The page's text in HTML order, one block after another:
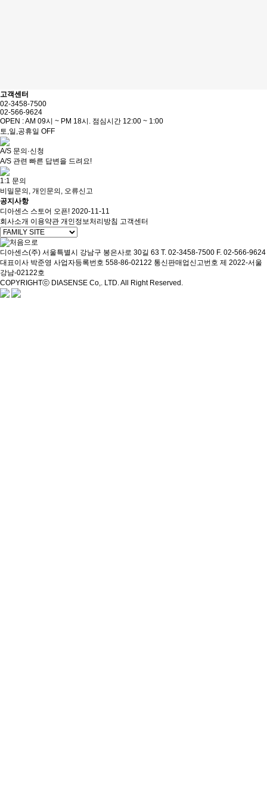
고객센터
02-3458-7500
02-566-9624
OPEN : AM 09시 ~ PM 18시. 점심시간 12:00 ~ 1:00
토,일,공휴일 OFF
A/S 문의·신청
A/S 관련 빠른 답변을 드려요!
1:1 문의
비밀문의, 개인문의, 오류신고
공지사항
디아센스 스토어 오픈! 2020-11-11
회사소개 이용약관 개인정보처리방침 고객센터
디아센스(주) 서울특별시 강남구 봉은사로 30길 63 T. 02-3458-7500 F. 02-566-9624
대표이사 박준영 사업자등록번호 558-86-02122 통신판매업신고번호 제 2022-서울
강남-02122호
COPYRIGHTⓒ DIASENSE Co,. LTD. All Right Reserved.